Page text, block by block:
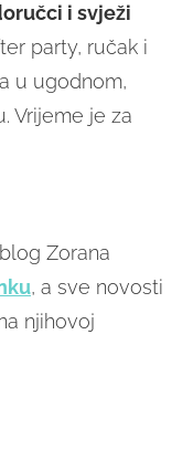
i svježi
party, ručak i
u ugodnom,
Vrijeme je za
Zorana
, a sve novosti
njihovoj